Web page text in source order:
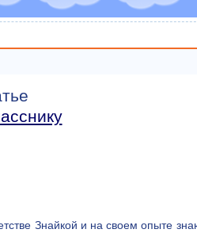
Знайкой и на своем опыте